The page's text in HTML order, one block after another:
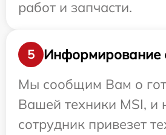
работ и запчасти.
5
Информирование
Мы сообщим Вам о
Вашей техники MSI, и
сотрудник привезет